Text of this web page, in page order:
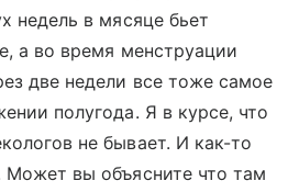
недель в мясяце бьет
а во время менструации
две недели все тоже самое
полугода. Я в курсе, что
не бывает. И как-то
вы объясните что там